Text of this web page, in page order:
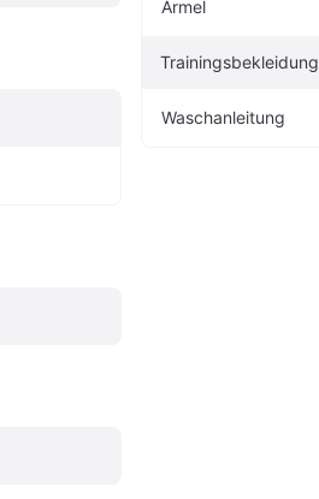
Ärmel
Trainingsbekleidung
Waschanleitung